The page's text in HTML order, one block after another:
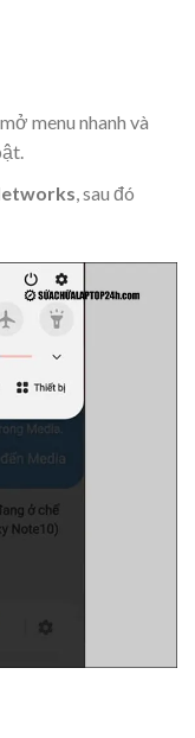
menu nhanh và
, sau đó